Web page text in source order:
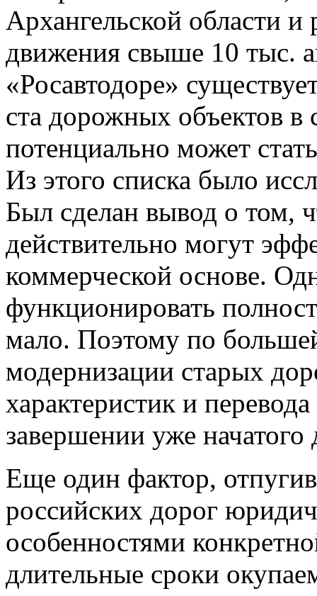
Архангельской области и
движения свыше 10 тыс.
«Росавтодоре»
ста дорожных объектов в
потенциально может
Из этого списка было
Был сделан вывод о том,
действительно могут
коммерческой основе.
функционировать
мало. Поэтому по
модернизации старых
характеристик и
завершении уже начатого
Еще один фактор,
российских дорог
особенностями
длительные сроки